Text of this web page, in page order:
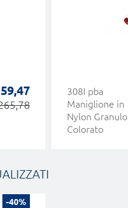
308I pba
Maniglione in
Nylon Granulo
Colorato
-40%